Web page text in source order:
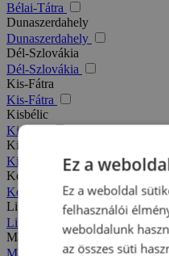
Bélai-Tátra
Dunaszerdahely
Dunaszerdahely
Dél-Szlovákia
Dél-Szlovákia
Kis-Fátra
Kis-Fátra
Kisbélic
Kisbélic
Kiszucai-Beszkidek
Kiszucai-Beszkidek
Komárno
Komárno
Liptó
Liptó
Magas-Tátra
Ez a
Ez a weboldal
felhasználói
weboldalunk
az összes süti